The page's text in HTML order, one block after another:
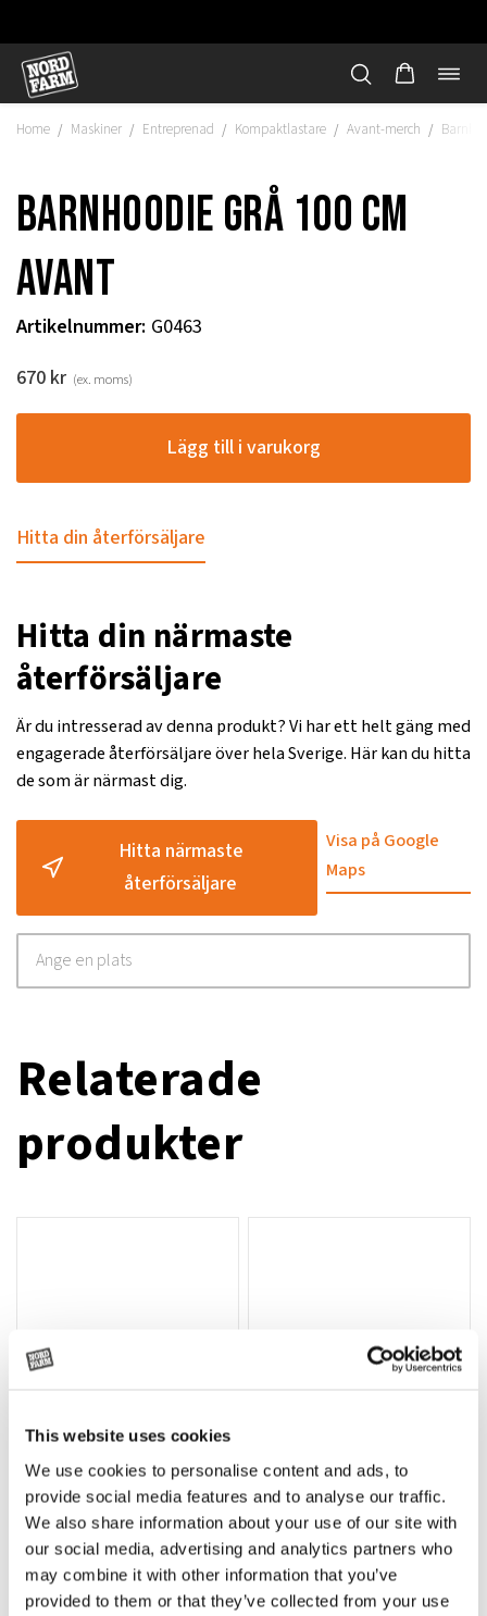
This website uses cookies
We use cookies to personalise content and ads, to
provide social media features and to analyse our traffic.
We also share information about your use of our site with
our social media, advertising and analytics partners who
may combine it with other information that you’ve
provided to them or that they’ve collected from your use
Hoppa
innehåll
Home / Maskiner / Entreprenad / Kompaktlastare / Avant-merch /
Barnhoodie grå 100 cm
Avant
Artikelnummer: G0463
670 kr (ex. moms)
Lägg till i varukorg
Hitta din återförsäljare
Hitta din närmaste
återförsäljare
Är du intresserad av denna produkt? Vi har ett helt gäng med
engagerade återförsäljare över hela Sverige. Här kan du hitta
de som är närmast dig.
Hitta närmaste
återförsäljare
Visa på Google
Maps
Relaterade
produkter
Lägg till i varukorg
T-shirt Avant barn grön 92 cm
G0007
90kr (ex. moms)
T-shirt Avant barn grön 104-110
cm
90 kr (ex. moms)